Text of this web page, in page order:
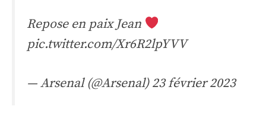
Repose en paix Jean
pic.twitter.com/Xr6R2lpYVV
— Arsenal (@Arsenal)23 février 2023